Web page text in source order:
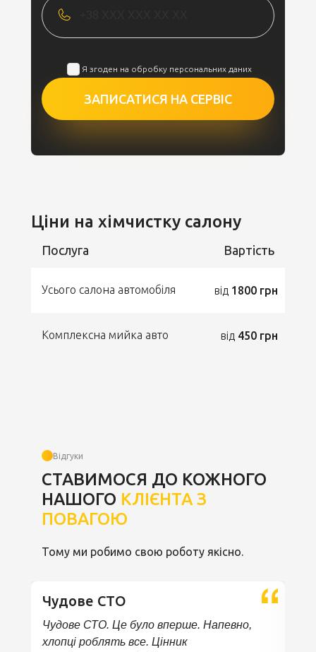
Я згоден на обробку персональних даних
ЗАПИСАТИСЯ НА СЕРВІС
Ціни на хімчистку салону
Послуга Вартість
Усього салона автомобіля від 1800 грн
Комплексна мийка авто від 450 грн
Відгуки
СТАВИМОСЯ ДО КОЖНОГО
НАШОГО КЛІЄНТА З
ПОВАГОЮ
Тому ми робимо свою роботу якісно.
Чудове СТО
Чудове СТО. Це було вперше. Напевно,
хлопці роблять все. Цінник